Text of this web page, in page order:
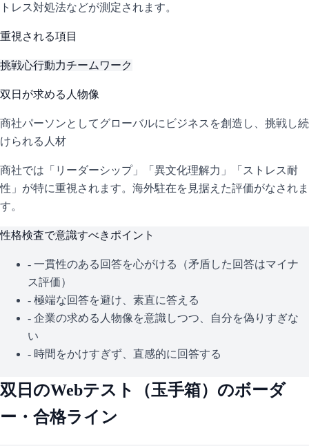
トレス対処法などが測定されます。
重視される項目
挑戦心行動力チームワーク
双日 が求める人物像
商社パーソンとしてグローバルにビジネスを創造し、挑戦し続
けられる人材
商社では「リーダーシップ」「異文化理解力」「ストレス耐
性」が特に重視されます。海外駐在を見据えた評価がなされま
す。
性格検査で意識すべきポイント
- 一貫性のある回答を心がける（矛盾した回答はマイナ
ス評価）
- 極端な回答を避け、素直に答える
- 企業の求める人物像を意識しつつ、自分を偽りすぎな
い
- 時間をかけすぎず、直感的に回答する
双日 のWebテスト（玉手箱）のボーダ
ー・合格ライン